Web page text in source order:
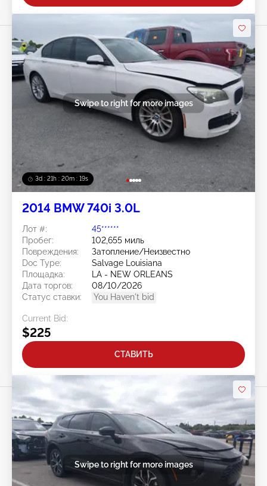
3d : 21h : 20m : 15s
Swipe to right for more images
2014 BMW 740i 3.0L
Лот #:
45******
Пробег:
102,655 миль
Повреждения:
Затопление/Неизвестно
Doc Type:
Salvage Louisiana
Площадка:
LA - NEW ORLEANS
Дата торгов:
08/10/2026
Статус ставки:
You Haven't bid
Current Bid:
$225
СТАВИТЬ
Swipe to right for more images